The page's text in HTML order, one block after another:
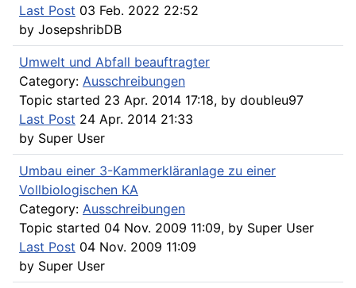
Last Post 03 Feb. 2022 22:52
by JosepshribDB
Umwelt und Abfall beauftragter
Category: Ausschreibungen
Topic started 23 Apr. 2014 17:18, by doubleu97
Last Post 24 Apr. 2014 21:33
by Super User
Umbau einer 3-Kammerkläranlage zu einer
Vollbiologischen KA
Category: Ausschreibungen
Topic started 04 Nov. 2009 11:09, by Super User
Last Post 04 Nov. 2009 11:09
by Super User